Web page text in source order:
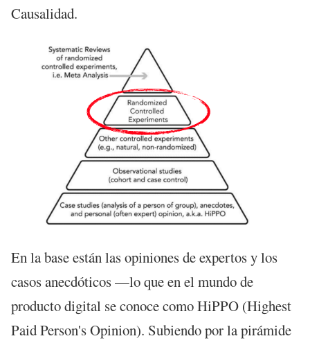
Causalidad.
En la base están las opiniones de expertos y los
casos anecdóticos —lo que en el mundo de
producto digital se conoce como HiPPO (Highest
Paid Person's Opinion). Subiendo por la pirámide